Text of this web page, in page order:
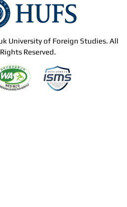
University of Foreign Studies. All
Rights Reserved.